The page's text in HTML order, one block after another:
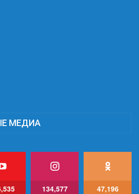
МЕДИА
134,577 47,196